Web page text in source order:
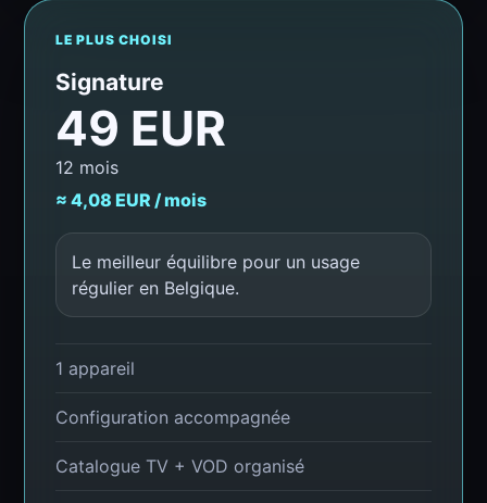
LE PLUS CHOISI
Signature
49 EUR
12 mois
≈ 4,08 EUR / mois
Le meilleur équilibre pour un usage
régulier en Belgique.
1 appareil
Configuration accompagnée
Catalogue TV + VOD organisé